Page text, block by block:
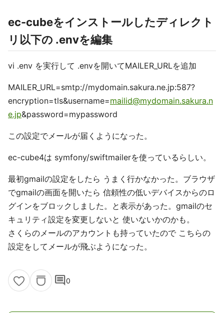
ec-cubeをインストールしたディレクト
リ以下の .envを編集
vi .env を実行して .envを開いてMAILER_URLを追加
MAILER_URL=smtp://mydomain.sakura.ne.jp:587?
encryption=tls&username=mailid@mydomain.sakura.n
e.jp&password=mypassword
この設定でメールが届くようになった。
ec-cube4は symfony/swiftmailerを使っているらしい。
最初gmailの設定をしたら うまく行かなかった。ブラウザ
でgmailの画面を開いたら 信頼性の低いデバイスからのロ
グインをブロックしました。と表示があった。gmailのセ
キュリティ設定を変更しないと 使いないかのかも。
さくらのメールのアカウントも持っていたので こちらの
設定をしてメールが飛ぶようになった。
comment0